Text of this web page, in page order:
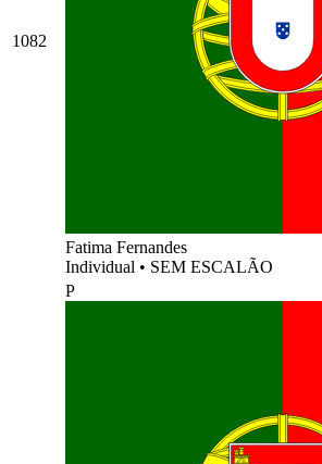
1082
Fatima Fernandes
Individual • SEM ESCALÃO
P